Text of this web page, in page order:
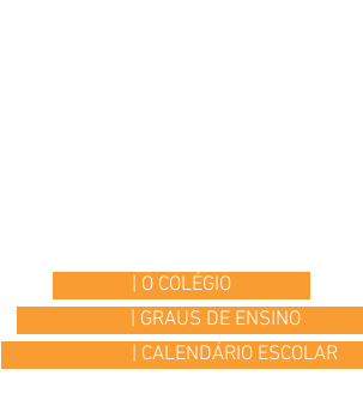
| O COLÉGIO
| GRAUS DE ENSINO
| CALENDÁRIO ESCOLAR